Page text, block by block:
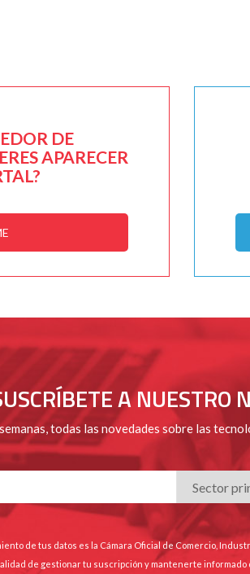
DE
APARECER
A NUESTRO
todas las novedades sobre las
de tus datos es la Cámara Oficial de Comercio,
de gestionar tu suscripción y mantenerte